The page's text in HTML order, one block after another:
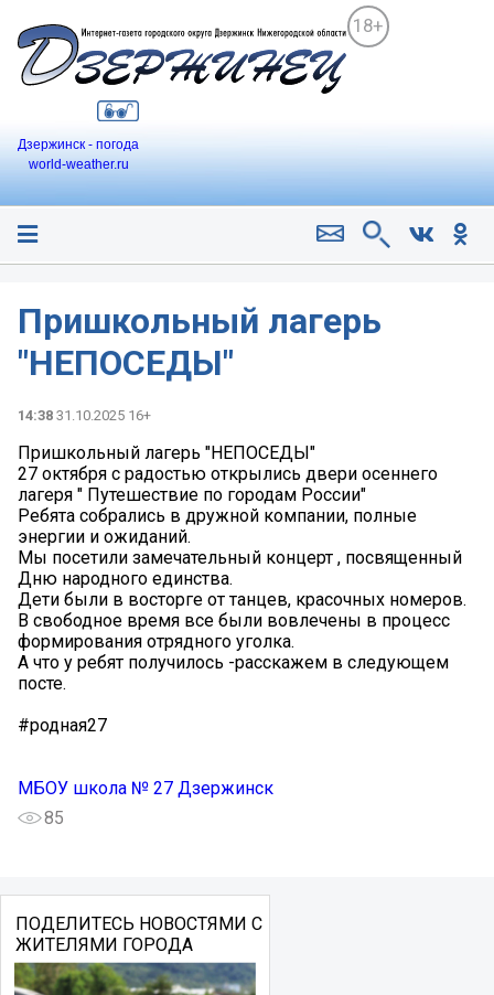
18+
Дзержинск - погода
world-weather.ru
Пришкольный лагерь
"НЕПОСЕДЫ"
14:38 31.10.2025 16+
Пришкольный лагерь "НЕПОСЕДЫ"
27 октября с радостью открылись двери осеннего
лагеря " Путешествие по городам России"
Ребята собрались в дружной компании, полные
энергии и ожиданий.
Мы посетили замечательный концерт , посвященный
Дню народного единства.
Дети были в восторге от танцев, красочных номеров.
В свободное время все были вовлечены в процесс
формирования отрядного уголка.
А что у ребят получилось -расскажем в следующем
посте.
#родная27
МБOУ школа № 27 Дзержинск
85
ПОДЕЛИТЕСЬ НОВОСТЯМИ С
ЖИТЕЛЯМИ ГОРОДА